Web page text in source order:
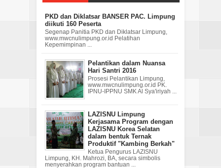
PKD dan Diklatsar BANSER PAC. Limpung
diikuti 160 Peserta
Segenap Panitia PKD dan Diklatsar Limpung,
www.mwcnulimpung.or.id Pelatihan
Kepemimpinan ...
Pelantikan dalam Nuansa
Hari Santri 2016
Prosesi Pelantikan Limpung,
www.mwcnulimpung.or.id PK.
IPNU-IPPNU SMK Al Sya'iriyah ...
LAZISNU Limpung
Kerjasama Program dengan
LAZISNU Korea Selatan
dalam bentuk Ternak
Produktif "Kambing Berkah"
Ketua Pengurus LAZISNU
Limpung, KH. Mahrozi, BA, secara simbolis
menyerahkan program bantuan ...